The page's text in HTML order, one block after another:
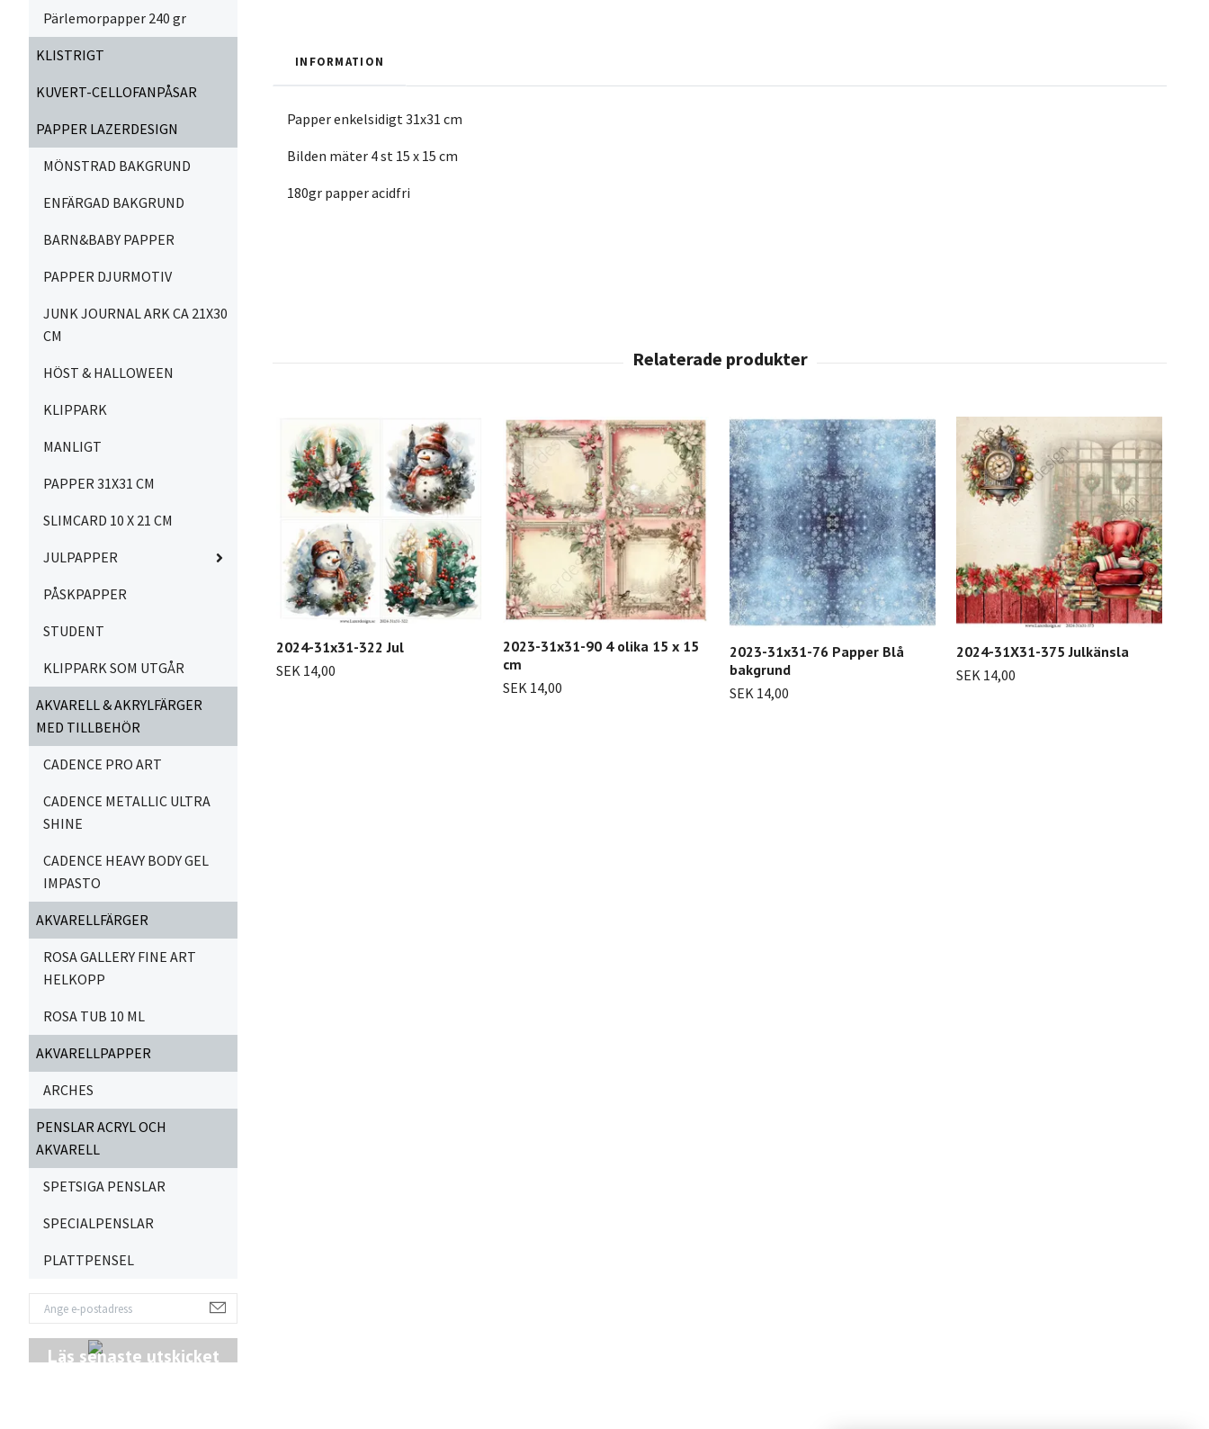
Pärlemorpapper 240 gr
KLISTRIGT
KUVERT-CELLOFANPÅSAR
PAPPER LAZERDESIGN
MÖNSTRAD BAKGRUND
ENFÄRGAD BAKGRUND
BARN&BABY PAPPER
PAPPER DJURMOTIV
JUNK JOURNAL ARK CA 21X30
CM
HÖST & HALLOWEEN
KLIPPARK
MANLIGT
PAPPER 31X31 CM
SLIMCARD 10 X 21 CM
JULPAPPER
PÅSKPAPPER
STUDENT
KLIPPARK SOM UTGÅR
AKVARELL & AKRYLFÄRGER
MED TILLBEHÖR
CADENCE PRO ART
CADENCE METALLIC ULTRA
SHINE
CADENCE HEAVY BODY GEL
IMPASTO
AKVARELLFÄRGER
ROSA GALLERY FINE ART
HELKOPP
ROSA TUB 10 ML
AKVARELLPAPPER
ARCHES
PENSLAR ACRYL OCH
AKVARELL
SPETSIGA PENSLAR
SPECIALPENSLAR
PLATTPENSEL
Läs senaste utskicket
INFORMATION
Papper enkelsidigt 31x31 cm
Bilden mäter 4 st 15 x 15 cm
180gr papper acidfri
2024-31x31-322 Jul
SEK 14,00
2023-31x31-90 4 olika 15 x 15
cm
SEK 14,00
2023-31x31-76 Papper Blå
bakgrund
SEK 14,00
2024-31X31-375 Julkänsla
SEK 14,00